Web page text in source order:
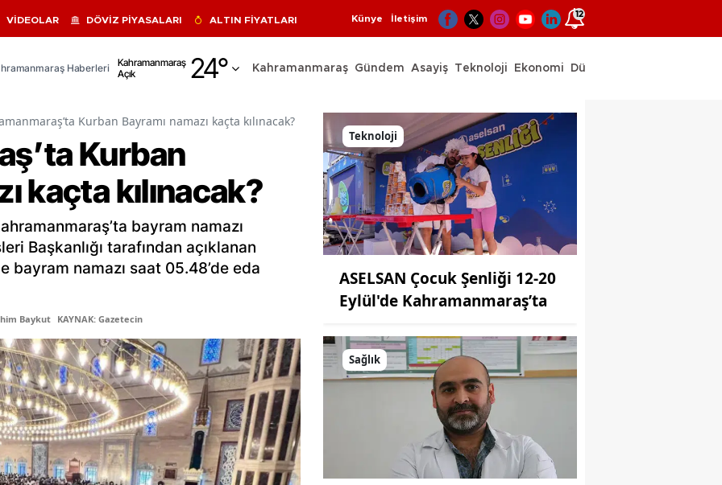
VİDEOLAR DÖVİZ PİYASALARI ALTIN FİYATLARI Künye İletişim 12
Haberleri
Kahramanmaraş
Açık
24°
Adıyaman
Afyonkarahisar
Ağrı
Amasya
Antalya
Artvin
Balıkesir
Bilecik
Bingöl
Bitlis
Bolu
Kahramanmaraş Gündem Asayiş Teknoloji Ekonomi Dünya
Kurban Bayramı namazı kaçta kılınacak?
Kurban
kaçta kılınacak?
bayram namazı
Başkanlığı tarafından açıklanan
namazı saat 05.48’de eda
Baykut KAYNAK: Gazetecin
Teknoloji
ASELSAN Çocuk Şenliği 12-20
Eylül'de Kahramanmaraş’ta
Sağlık